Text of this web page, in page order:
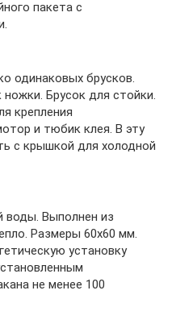
пакета с
одинаковых брусков.
ножки. Брусок для стойки.
крепления
и тюбик клея. В эту
с крышкой для холодной
воды. Выполнен из
Размеры 60х60 мм.
установку
не менее 100